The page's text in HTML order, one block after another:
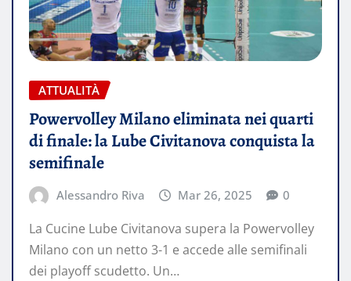
ATTUALITÀ
Powervolley Milano eliminata nei quarti
di finale: la Lube Civitanova conquista la
semifinale
Alessandro Riva Mar 26, 2025 0
​La Cucine Lube Civitanova supera la Powervolley
Milano con un netto 3-1 e accede alle semifinali
dei playoff scudetto.​ Un…